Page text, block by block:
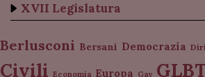
XVII Legislatura
Berlusconi Bersani Democrazia
Civili Economia Europa Gay